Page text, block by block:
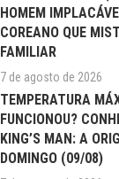
HOMEM
COREANO QUE
FAMILIAR
7 de agosto de 2026
TEMPERATURA
FUNCIONOU?
KING’S MAN: A
DOMINGO (09/08)